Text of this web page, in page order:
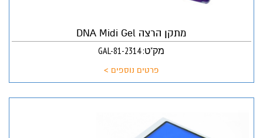
מתקן הרצה DNA Midi Gel
מק"ט: GAL-81-2314
פרטים נוספים >